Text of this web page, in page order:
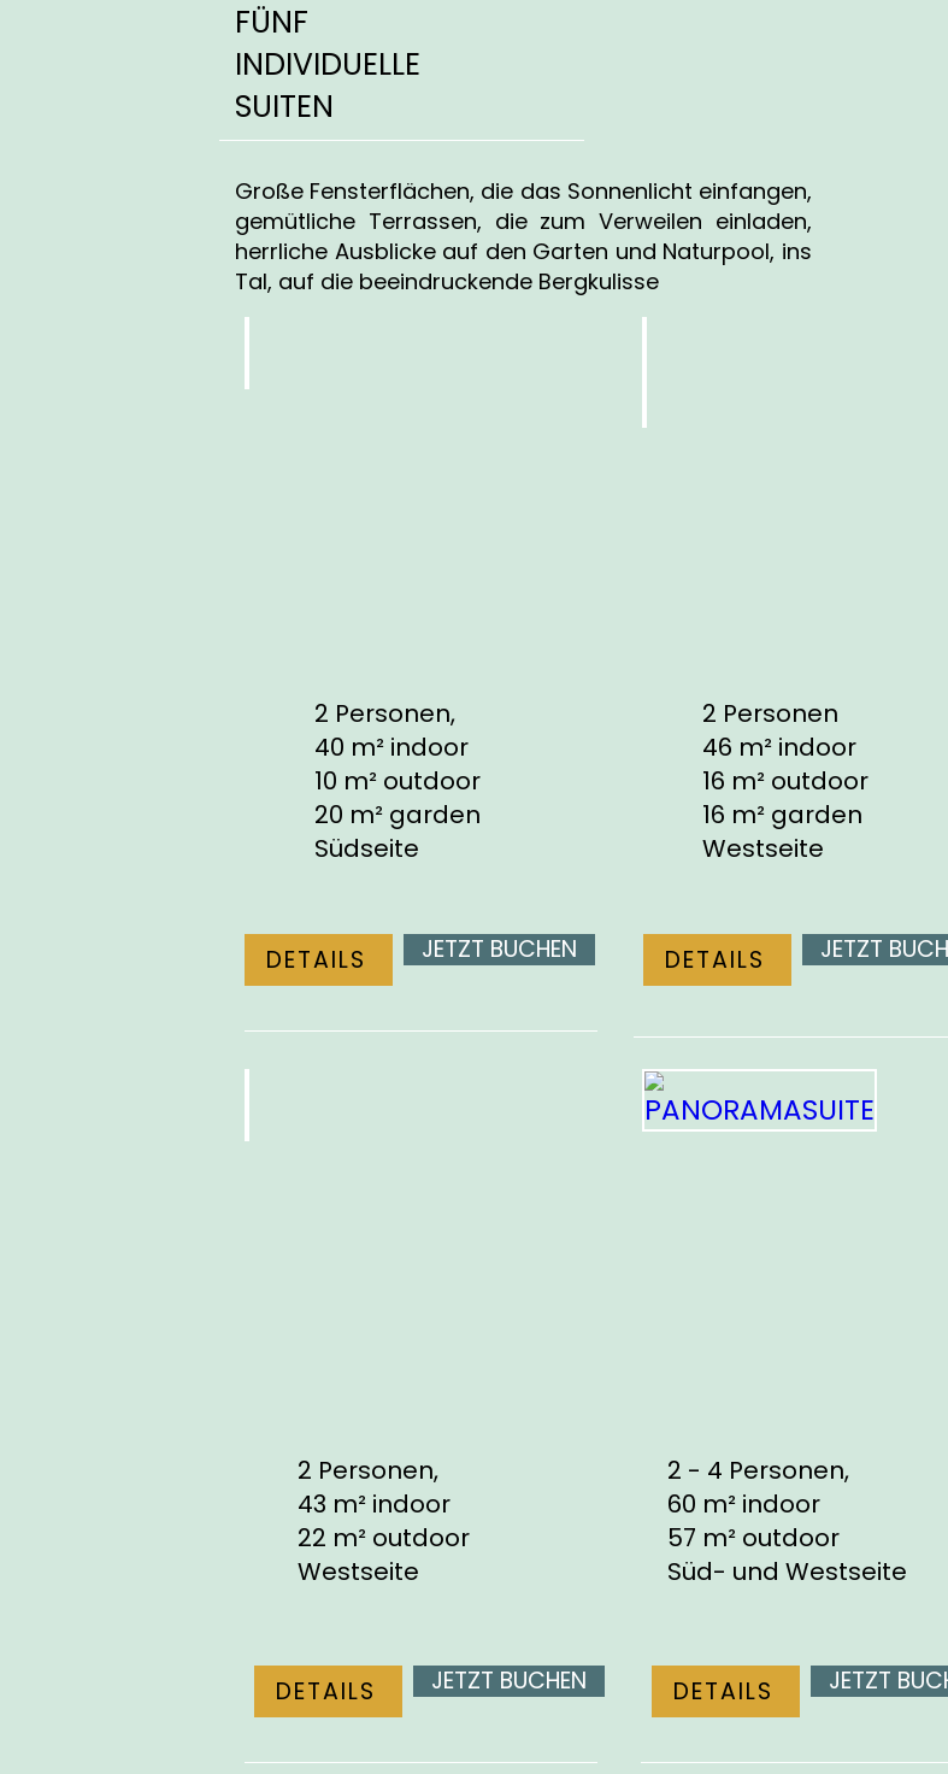
FÜNF
INDIVIDUELLE
SUITEN
Große Fensterflächen, die das Sonnenlicht einfangen,
gemütliche Terrassen, die zum Verweilen einladen,
herrliche Ausblicke auf den Garten und Naturpool, ins
Tal, auf die beeindruckende Bergkulisse
2 Personen
46 m² indoor
16 m² outdoor
16 m² garden
Westseite
2 Personen,
40 m² indoor
10 m² outdoor
20 m² garden
Südseite
DETAILS JETZT BUCHEN DETAILS JETZT
PANORAMASUITE
2 Personen,
43 m² indoor
22 m² outdoor
Westseite
2 - 4 Personen,
60 m² indoor
57 m² outdoor
Süd- und Westseite
DETAILS JETZT BUCHEN DETAILS JETZT